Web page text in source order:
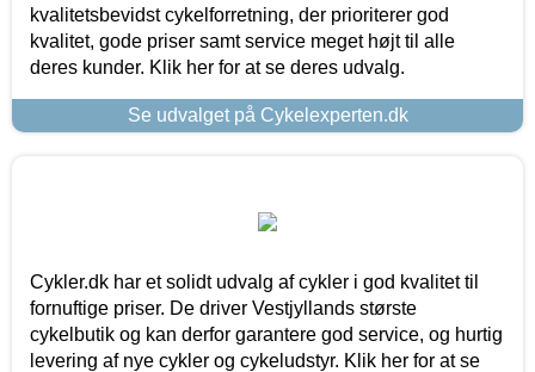
kvalitetsbevidst cykelforretning, der prioriterer god
kvalitet, gode priser samt service meget højt til alle
deres kunder. Klik her for at se deres udvalg.
Se udvalget på Cykelexperten.dk
Cykler.dk har et solidt udvalg af cykler i god kvalitet til
fornuftige priser. De driver Vestjyllands største
cykelbutik og kan derfor garantere god service, og hurtig
levering af nye cykler og cykeludstyr. Klik her for at se